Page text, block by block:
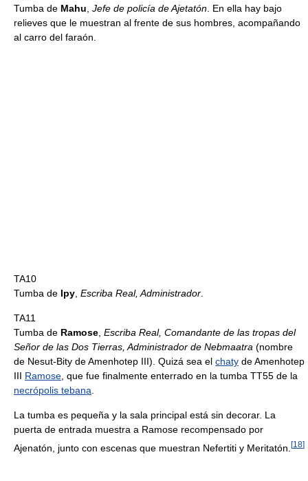
Tumba de Mahu Jefe de policía de Ajetatón . En ella hay bajo
relieves que le muestran al frente de sus hombres, acompañando
al carro del faraón.
TA10
Tumba de Ipy Escriba Real, Administrador
TA11
Tumba de Ramose Escriba Real, Comandante de las tropas del
Señor de las Dos Tierras, Administrador de Nebmaatra (nombre
de Nesut-Bity de Amenhotep III). Quizá sea el chaty de Amenhotep
III Ramose , que fue finalmente enterrado en la tumba TT55 de la
necrópolis tebana
La tumba es pequeña y la sala principal está sin decorar. La
puerta de entrada muestra a Ramose recompensado por
Ajenatón, junto con escenas que muestran Nefertiti y Meritatón. [18]